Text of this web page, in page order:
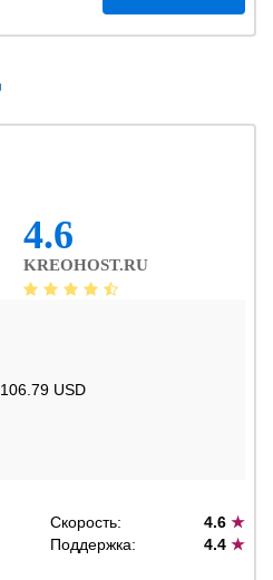
4.6
KREOHOST.RU
106.79 USD
Скорость: 4.6 ★
Поддержка: 4.4 ★